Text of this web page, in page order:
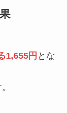
1,655円 とな